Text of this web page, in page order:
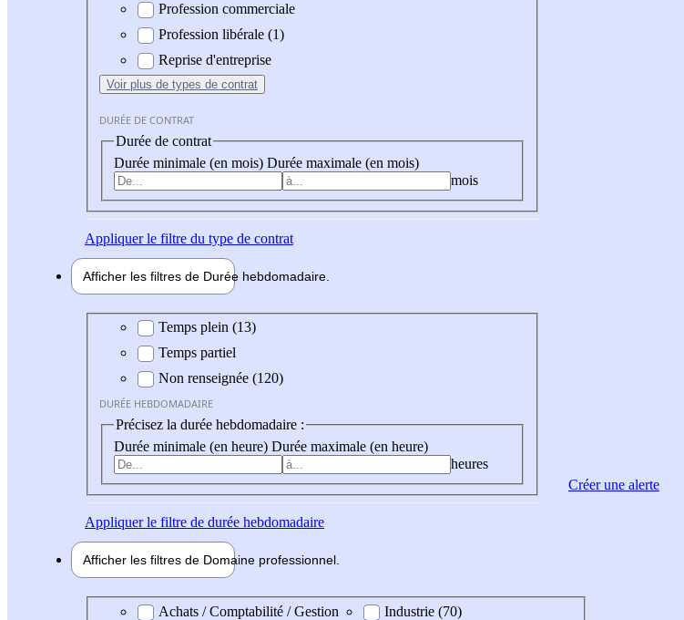
Profession commerciale
Profession libérale (1)
Reprise d'entreprise
Voir plus de types de contrat
DURÉE DE CONTRAT
Durée de contrat
Durée minimale (en mois) Durée maximale (en mois)
mois
Appliquerle filtre du type de contrat
Afficher les filtres de Durée hebdomadaire
Durée hebdomadaire
Temps plein (13)
Temps partiel
Non renseignée (120)
DURÉE HEBDOMADAIRE
Précisez la durée hebdomadaire :
Durée minimale (en heure) Durée maximale (en heure)
heures
Appliquerle filtre de durée hebdomadaire
Afficher les filtres de Domaine professionnel
Domaine professionel
Achats / Comptabilité / Gestion
Industrie (70)
Créer une alerte